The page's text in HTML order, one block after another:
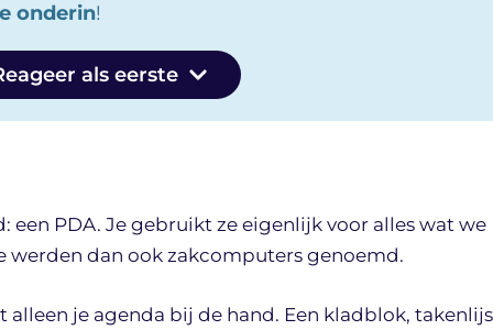
onderin!
als eerste
een PDA. Je gebruikt ze eigenlijk voor alles wat we
werden dan ook zakcomputers genoemd.
je agenda bij de hand. Een kladblok,